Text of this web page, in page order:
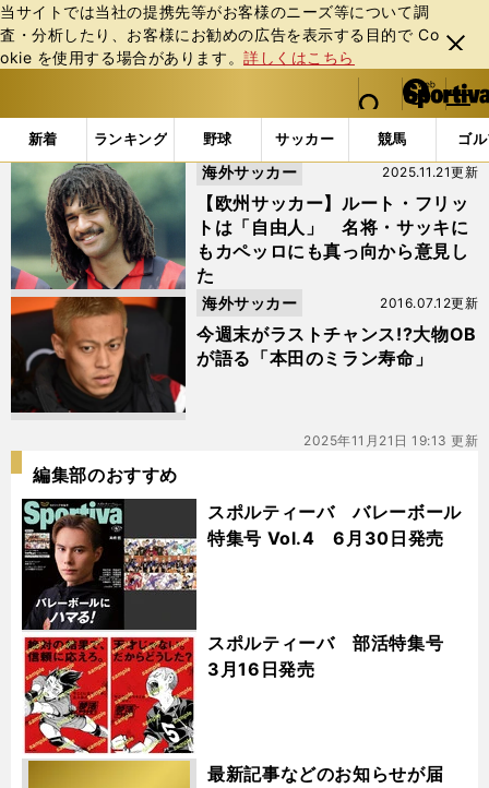
当サイトでは当社の提携先等がお客様のニーズ等について調
査・分析したり、お客様にお勧めの広告を表⽰する⽬的で Co
okie を使⽤する場合があります。詳しくはこちら
閉じ
る
web Sportiva (webスポルティーバ)
検索
マイペ
ー
ジ
メニュ
新着 ランキング 野球 サッカー 競馬 ゴ
b
ス
ポ
ル
テ
ー
バ
「#バレージ」の最新ニュース・ 情報
【欧州サッカー】ルート・フリッ
トは「自由人」 名将・サッキに
もカペッロにも真っ向から意見し
た
2025.11.21更新
海外サッカー
今週末がラストチャンス!?大物OB
が語る「本田のミラン寿命」
2016.07.12更新
海外サッカー
2025年11月21日 19:13 更新
編集部のおすすめ
スポルティーバ バレーボール
特集号 Vol.4 6月30日発売
スポルティーバ 部活特集号
3月16日発売
最新記事などのお知らせが届